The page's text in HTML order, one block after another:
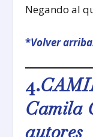
Negando al
*Volver
4.
Camila
autores